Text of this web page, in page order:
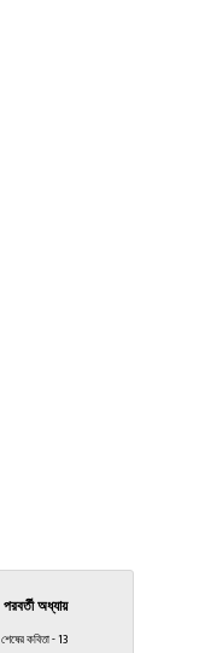
পরবর্তী অধ্যায়
শেষের কবিতা - 13